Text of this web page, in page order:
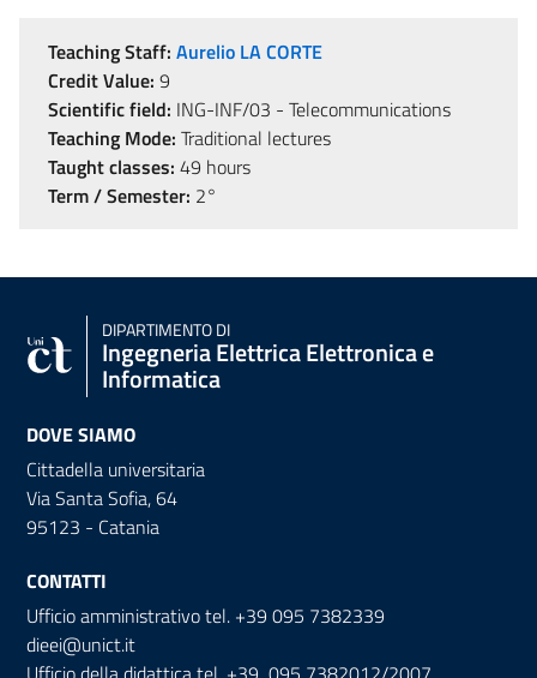
Teaching Staff: Aurelio LA CORTE
Credit Value: 9
Scientific field: ING-INF/03 - Telecommunications
Teaching Mode: Traditional lectures
Taught classes: 49 hours
Term / Semester: 2°
DIPARTIMENTO DI
Ingegneria Elettrica Elettronica e
Informatica
DOVE SIAMO
Cittadella universitaria
Via Santa Sofia, 64
95123 - Catania
CONTATTI
Ufficio amministrativo tel. +39 095 7382339
dieei@unict.it